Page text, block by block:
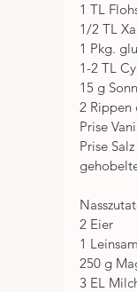
1 TL
1/2 TL
1 Pkg.
1-2 TL
15 g
2 Rippen
Prise
Prise Salz
2 Eier
1
250 g
3 EL